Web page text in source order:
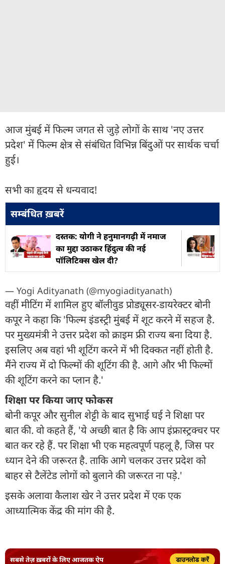
आज मुंबई में फिल्म जगत से जुड़े लोगों के साथ 'नए उत्तर
प्रदेश' में फिल्म क्षेत्र से संबंधित विभिन्न बिंदुओं पर सार्थक चर्चा
हुई।
सभी का हृदय से धन्यवाद!
सम्बंधित ख़बरें
दस्तक: योगी ने हनुमानगढ़ी में नमाज
का मुद्दा उठाकर हिंदुत्व की नई
पॉलिटिक्स खेल दी?
— Yogi Adityanath (@myogiadityanath)
वहीं मीटिंग में शामिल हुए बॉलीवुड प्रोड्यूसर-डायरेक्टर बोनी
कपूर ने कहा कि 'फिल्म इंडस्ट्री मुंबई में शूट करने में सहज है.
पर मुख्यमंत्री ने उत्तर प्रदेश को क्राइम फ्री राज्य बना दिया है.
इसलिए अब वहां भी शूटिंग करने में भी दिक्कत नहीं होती है.
मैंने राज्य में दो फिल्मों की शूटिंग की है. आगे और भी फिल्मों
की शूटिंग करने का प्लान है.'
शिक्षा पर किया जाए फोकस
बोनी कपूर और सुनील शेट्टी के बाद सुभाई घई ने शिक्षा पर
बात की. वो कहते हैं, 'ये अच्छी बात है कि आप इंफ्रास्ट्रक्चर पर
बात कर रहे हैं. पर शिक्षा भी एक महत्वपूर्ण पहलू है, जिस पर
ध्यान देने की जरूरत है. ताकि आगे चलकर उत्तर प्रदेश को
बाहर से टैलेंटेड लोगों को बुलाने की जरूरत ना पड़े.'
इसके अलावा कैलाश खेर ने उत्तर प्रदेश में एक एक
आध्यात्मिक केंद्र की मांग की है.
सबसे तेज़ ख़बरों के लिए आजतक ऐप डाउनलोड करें